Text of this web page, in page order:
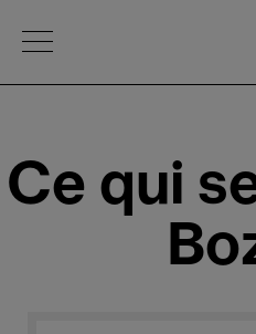
Open Menu
Ce qui